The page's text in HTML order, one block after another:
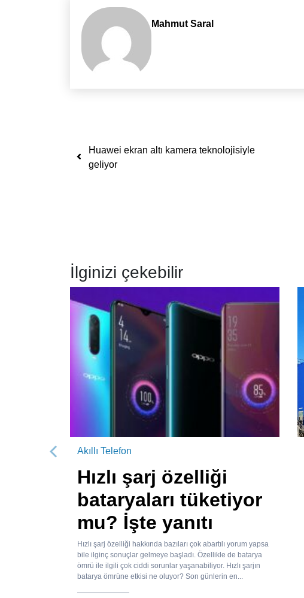
Mahmut Saral
Yazı dolaşımı
Huawei ekran altı kamera teknolojisiyle
geliyor
İlginizi çekebilir
Akıllı Telefon
Hızlı şarj özelliği
bataryaları tüketiyor
mu? İşte yanıtı
Hızlı şarj özelliği hakkında bazıları çok abartılı yorum yapsa
bile ilginç sonuçlar gelmeye başladı. Özellikle de batarya
ömrü ile ilgili çok ciddi sorunlar yaşanabiliyor. Hızlı şarjın
batarya ömrüne etkisi ne oluyor? Son günlerin en...
Önceki